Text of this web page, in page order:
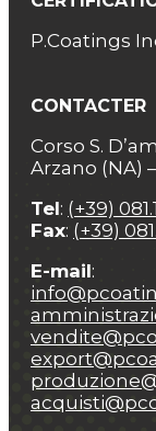
P.Coatings
CONTACTER
Corso S.
Arzano (NA)
Tel: (+39)
Fax: (+39)
E-mail: